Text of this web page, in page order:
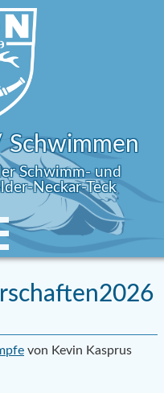
Schwimm- und
Neckar-Teck
von Kevin Kasprus